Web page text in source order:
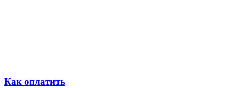
Как оплатить